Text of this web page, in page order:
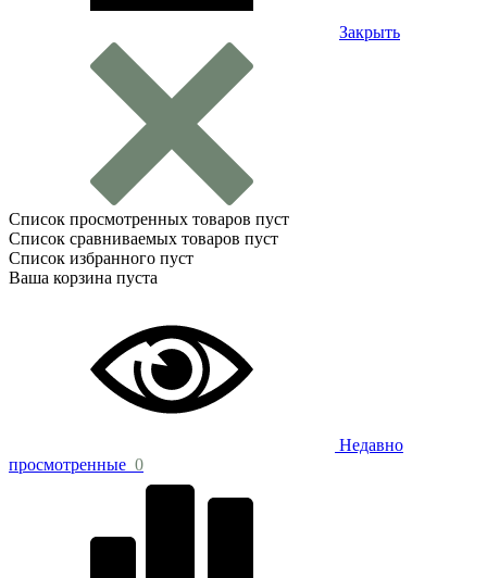
Закрыть
Список просмотренных товаров пуст
Список сравниваемых товаров пуст
Список избранного пуст
Ваша корзина пуста
Недавно
просмотренные 0